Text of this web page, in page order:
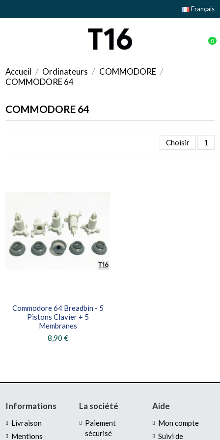
Français
0
Accueil Ordinateurs
COMMODORE
COMMODORE 64
COMMODORE 64
Choisir 1
Commodore 64 Breadbin - 5
Pistons Clavier + 5
Membranes
8,90 €
Informations
Livraison
Mentions
La société
Paiement
sécurisé
Aide
Mon compte
Suivi de